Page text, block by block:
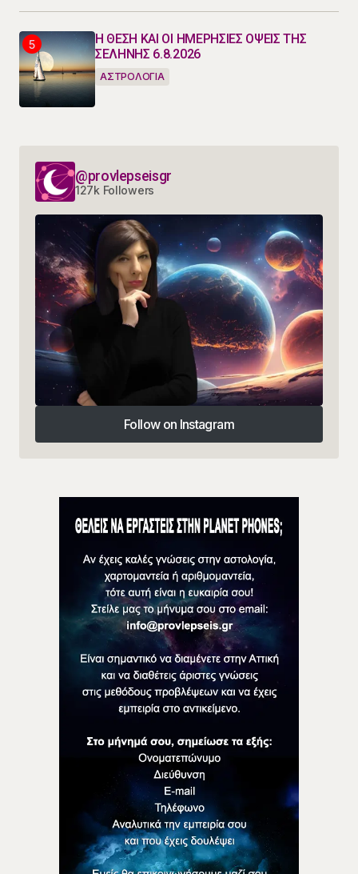
Η ΘΕΣΗ ΚΑΙ ΟΙ ΗΜΕΡΗΣΙΕΣ ΟΨΕΙΣ ΤΗΣ
ΣΕΛΗΝΗΣ 6.8.2026
ΑΣΤΡΟΛΟΓΙΑ
@provlepseisgr
127k Followers
Follow on Instagram
Follow on Instagram